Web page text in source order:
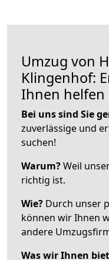
Umzug von
Klingenhof:
Ihnen helfen
Bei uns sind Sie
zuverlässige und
suchen!
Warum?Weil
richtig ist.
Wie? Durch unser
können wir Ihnen
andere
Was wir Ihnen